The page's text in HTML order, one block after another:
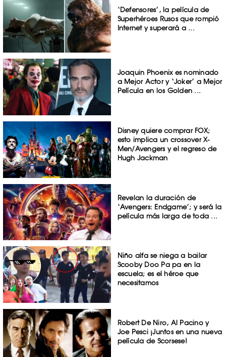
‘Defensores’, la película de
Superhéroes Rusos que rompió
Internet y superará a ...
Joaquin Phoenix es nominado
a Mejor Actor y ‘Joker’ a Mejor
Película en los Golden ...
Disney quiere comprar FOX;
esto implica un crossover X-
Men/Avengers y el regreso de
Hugh Jackman
Revelan la duración de
‘Avengers: Endgame’; y será la
película más larga de toda ...
Niño alfa se niega a bailar
Scooby Doo Pa pa en la
escuela; es el héroe que
necesitamos
Robert De Niro, Al Pacino y
Joe Pesci ¡Juntos en una nueva
película de Scorsese!